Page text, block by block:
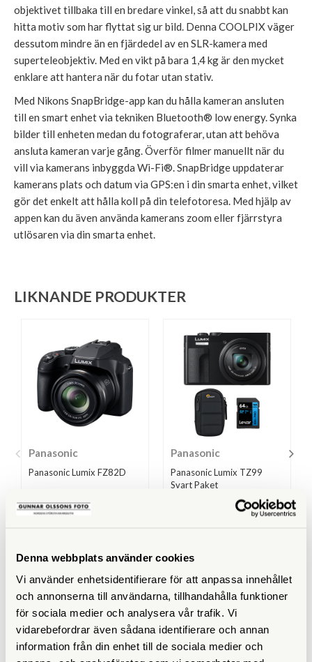
Denna webbplats använder cookies
Vi använder enhetsidentifierare för att anpassa innehållet
och annonserna till användarna, tillhandahålla funktioner
för sociala medier och analysera vår trafik. Vi
vidarebefordrar även sådana identifierare och annan
information från din enhet till de sociala medier och
objektivet tillbaka till en bredare vinkel, så att du snabbt kan
hitta motiv som har flyttat sig ur bild. Denna COOLPIX väger
dessutom mindre än en fjärdedel av en SLR-kamera med
superteleobjektiv. Med en vikt på bara 1,4 kg är den mycket
enklare att hantera när du fotar utan stativ.
Med Nikons SnapBridge-app kan du hålla kameran ansluten
till en smart enhet via tekniken Bluetooth® low energy. Synka
bilder till enheten medan du fotograferar, utan att behöva
ansluta kameran varje gång. Överför filmer manuellt när du
vill via kamerans inbyggda Wi-Fi®. SnapBridge uppdaterar
kamerans plats och datum via GPS:en i din smarta enhet, vilket
gör det enkelt att hålla koll på din telefotoresa. Med hjälp av
appen kan du även använda kamerans zoom eller fjärrstyra
utlösaren via din smarta enhet.
LIKNANDE PRODUKTER
Panasonic
Panasonic Lumix FZ82D
Finns i lager
Panasonic
Panasonic Lumix TZ99
Svart Paket
Finns i lager
SPECIFIKATIONER